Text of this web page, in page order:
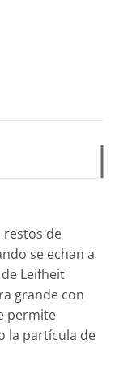
restos de
se echan a
Leifheit
grande con
permite
la partícula de